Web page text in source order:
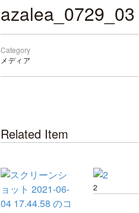
azalea_0729_03
Category
メディア
Related Item
2